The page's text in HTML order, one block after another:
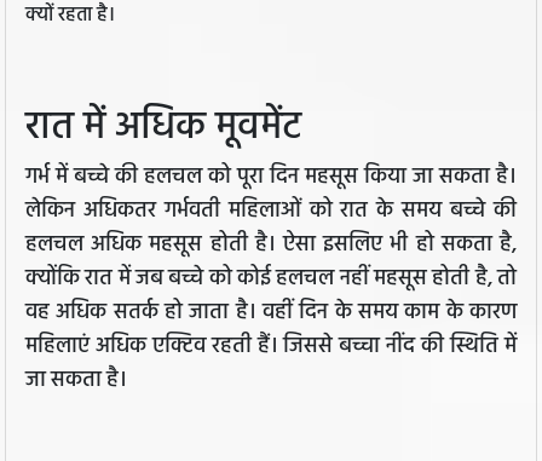
क्यों रहता है।
रात में अधिक मूवमेंट
गर्भ में बच्चे की हलचल को पूरा दिन महसूस किया जा सकता है।
लेकिन अधिकतर गर्भवती महिलाओं को रात के समय बच्चे की
हलचल अधिक महसूस होती है। ऐसा इसलिए भी हो सकता है,
क्योंकि रात में जब बच्चे को कोई हलचल नहीं महसूस होती है, तो
वह अधिक सतर्क हो जाता है। वहीं दिन के समय काम के कारण
महिलाएं अधिक एक्टिव रहती हैं। जिससे बच्चा नींद की स्थिति में
जा सकता है।